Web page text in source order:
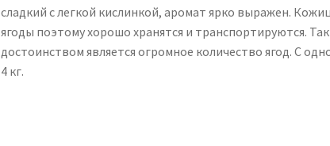
сладкий с легкой кислинкой, аромат ярко выражен.
ягоды поэтому хорошо хранятся и транспортируются.
достоинством является огромное количество ягод. С
4 кг.